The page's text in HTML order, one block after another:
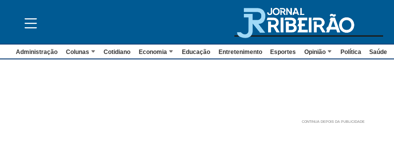
Administração Colunas Cotidiano Economia Educação Entretenimento Esportes Opinião Política Saúde